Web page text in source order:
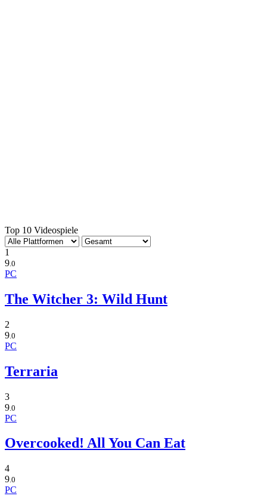
Top 10 Videospiele
1
9 .0
PC
The Witcher 3: Wild Hunt
2
9 .0
PC
Terraria
3
9 .0
PC
Overcooked! All You Can Eat
4
9.0
PC